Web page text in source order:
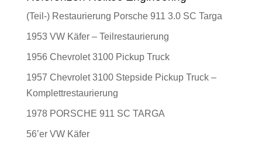
(Teil-) Restaurierung Porsche 911 3.0 SC Targa
1953 VW Käfer – Teilrestaurierung
1956 Chevrolet 3100 Pickup Truck
1957 Chevrolet 3100 Stepside Pickup Truck –
Komplettrestaurierung
1978 PORSCHE 911 SC TARGA
56’er VW Käfer